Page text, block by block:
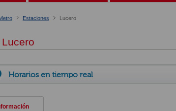
Estaciones Lucero
Horarios en tiempo real